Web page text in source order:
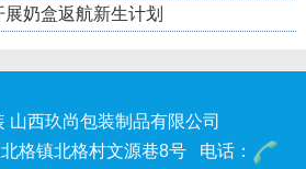
奶盒返航新生计划
山西玖尚包装制品有限公司
格镇北格村文源巷8号 电话：